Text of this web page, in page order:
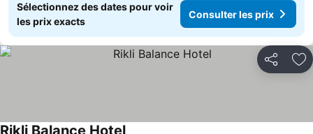
Sélectionnez des dates pour voir
les prix exacts
Consulter les prix
Partager
Rikli Balance Hotel